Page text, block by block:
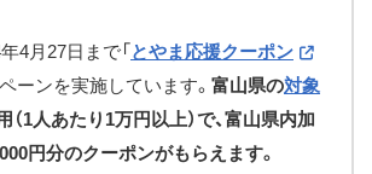
4月27日まで「とやま応援クーポン
ーンを実施しています。 富山県の対象
（1人あたり1万円以上）で、富山県内加
円分のクーポンがもらえます。